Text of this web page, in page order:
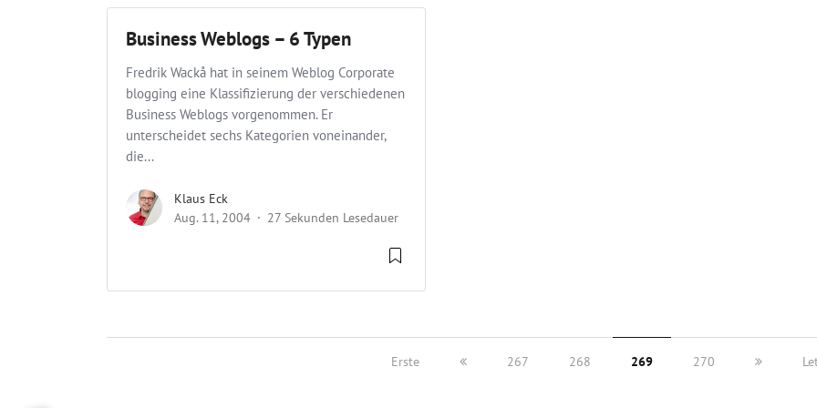
Business Weblogs – 6 Typen
Fredrik Wackå hat in seinem Weblog Corporate
blogging eine Klassifizierung der verschiedenen
Business Weblogs vorgenommen. Er
unterscheidet sechs Kategorien voneinander,
die...
Klaus Eck
Aug. 11, 2004
27 Sekunden Lesedauer
Erste 267 268 269 270